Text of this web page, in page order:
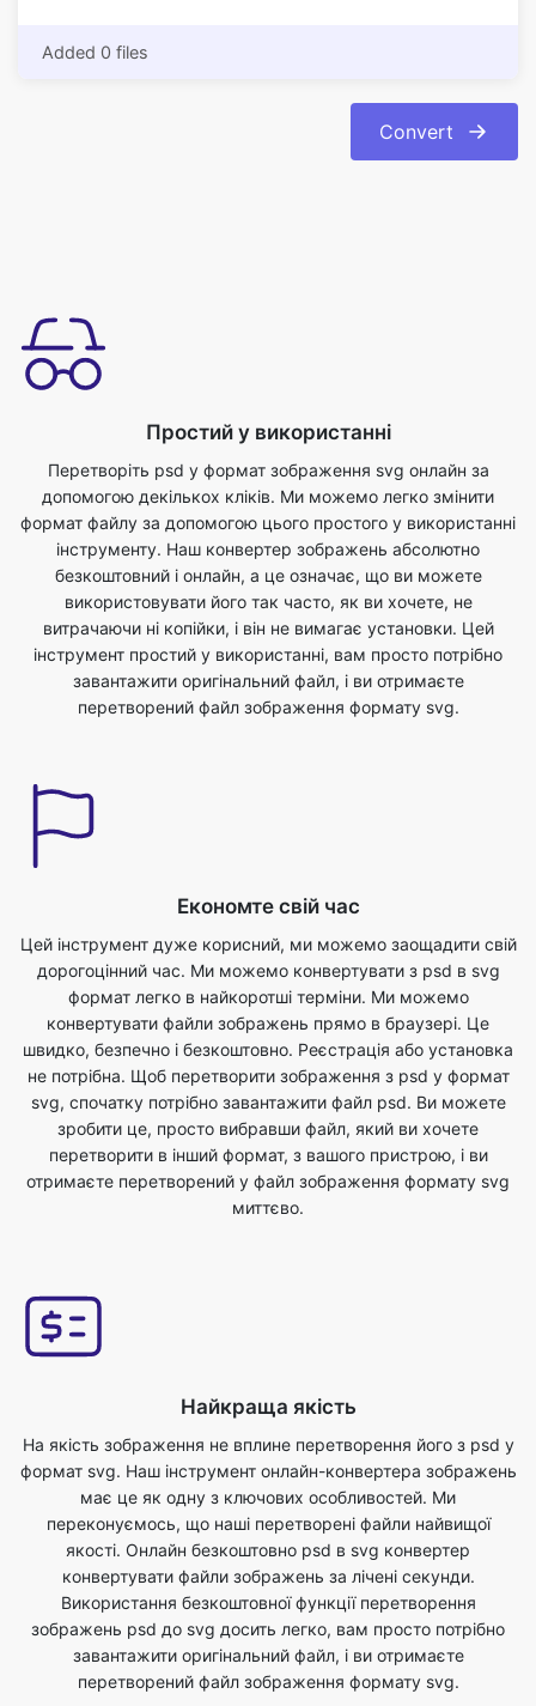
Перетворіть psd у формат зображення svg онлайн за
допомогою декількох кліків. Ми можемо легко змінити
формат файлу за допомогою цього простого у використанні
інструменту. Наш конвертер зображень абсолютно
безкоштовний і онлайн, а це означає, що ви можете
використовувати його так часто, як ви хочете, не
витрачаючи ні копійки, і він не вимагає установки. Цей
інструмент простий у використанні, вам просто потрібно
завантажити оригінальний файл, і ви отримаєте
перетворений файл зображення формату svg.
Цей інструмент дуже корисний, ми можемо заощадити свій
дорогоцінний час. Ми можемо конвертувати з psd в svg
формат легко в найкоротші терміни. Ми можемо
конвертувати файли зображень прямо в браузері. Це
швидко, безпечно і безкоштовно. Реєстрація або установка
не потрібна. Щоб перетворити зображення з psd у формат
svg, спочатку потрібно завантажити файл psd. Ви можете
зробити це, просто вибравши файл, який ви хочете
перетворити в інший формат, з вашого пристрою, і ви
отримаєте перетворений у файл зображення формату svg
миттєво.
На якість зображення не вплине перетворення його з psd у
має це як одну з ключових особливостей. Ми
переконуємось, що наші перетворені файли найвищої
якості. Онлайн безкоштовно psd в svg конвертер
конвертувати файли зображень за лічені секунди.
Використання безкоштовної функції перетворення
зображень psd до svg досить легко, вам просто потрібно
завантажити оригінальний файл, і ви отримаєте
перетворений файл зображення формату svg.